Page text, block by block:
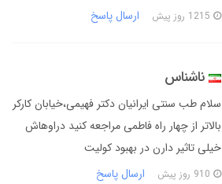
ارسال پاسخ
ناشناس
سلام طب سنتی ایرانیان دکتر فهیمی،خیابان کارکر
بالاتر از چهار راه فاطمی مراجعه کنید دراوهاش
خیلی تاثیر دارن در بهبود کولیت
ارسال پاسخ